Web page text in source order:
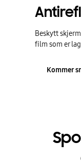
Beskytt
film som er
Kommer